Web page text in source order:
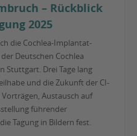
– Rückblick
2025
die Cochlea-Implantat-
Deutschen Cochlea
Stuttgart. Drei Tage lang
und die Zukunft der CI-
Austausch auf
führender
Tagung in Bildern fest.